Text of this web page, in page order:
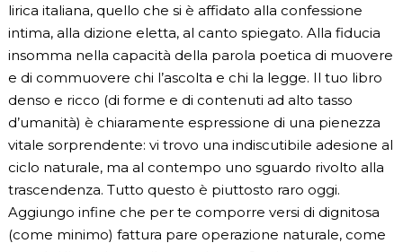
lirica italiana, quello che si è affidato alla confessione
intima, alla dizione eletta, al canto spiegato. Alla fiducia
insomma nella capacità della parola poetica di muovere
e di commuovere chi l’ascolta e chi la legge. Il tuo libro
denso e ricco (di forme e di contenuti ad alto tasso
d’umanità) è chiaramente espressione di una pienezza
vitale sorprendente: vi trovo una indiscutibile adesione al
ciclo naturale, ma al contempo uno sguardo rivolto alla
trascendenza. Tutto questo è piuttosto raro oggi.
Aggiungo infine che per te comporre versi di dignitosa
(come minimo) fattura pare operazione naturale, come